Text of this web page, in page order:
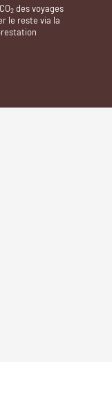
2des voyages
le reste via la